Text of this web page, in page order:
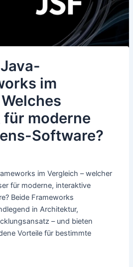
im
für moderne
Software?
im Vergleich – welcher
für moderne, interaktive
Beide Frameworks
in Architektur,
– und bieten
Vorteile für bestimmte